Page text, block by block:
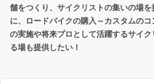
舗をつくり、サイクリストの集いの場を
に、ロードバイクの購入～カスタムの
の実施や将来プロとして活躍するサイ
る場も提供したい！